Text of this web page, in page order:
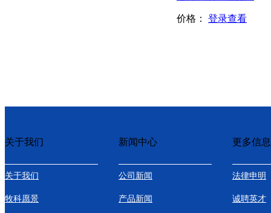
价格： 登录查看
关于我们 新闻中心 更多信息
关于我们
牧科愿景
公司新闻
产品新闻
法律申明
诚聘英才